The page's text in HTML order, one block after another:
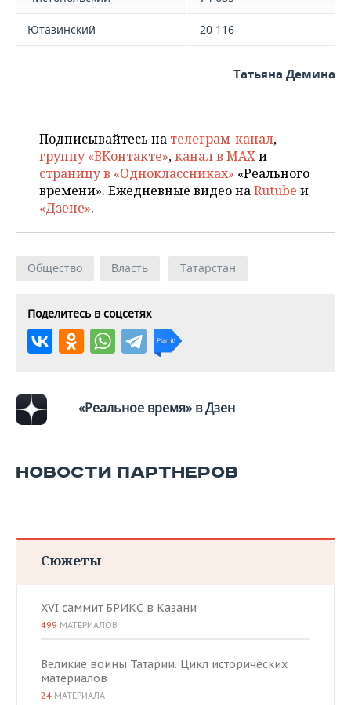
Ютазинский 20 116
Татьяна Демина
Подписывайтесь на телеграм-канал,
группу «ВКонтакте»,канал в MAXи
страницу в «Одноклассниках» «Реального
времени». Ежедневные видео наRutube и
«Дзене».
Общество Власть Татарстан
Поделитесь в соцсетях
«Реальное время» в Дзен
НОВОСТИ ПАРТНЕРОВ
Сюжеты
XVI саммит БРИКС в Казани
499 МАТЕРИАЛОВ
Великие воины Татарии. Цикл исторических
материалов
24 МАТЕРИАЛА